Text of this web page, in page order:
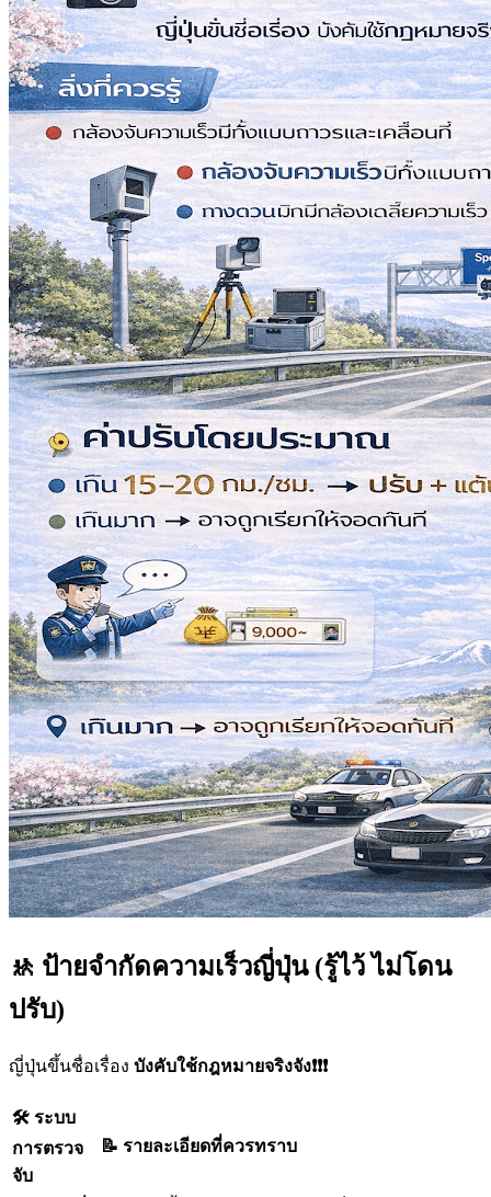
🚸 ป้ายจำกัดความเร็วญี่ปุ่น (รู้ไว้ ไม่โดน
ปรับ)
ญี่ปุ่นขึ้นชื่อเรื่อง บังคับใช้กฎหมายจริงจัง❗❗❗
🛠️ ระบบ
การตรวจ
จับ
📝 รายละเอียดที่ควรทราบ